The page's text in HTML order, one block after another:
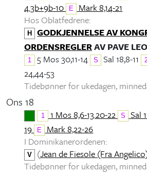
4.3b+9b-10
E
Mark 8,14-21
Hos Oblatfedrene:
H
GODKJENNELSE AV
ORDENSREGLERAV PAVE
1 5 Mos 30,11-14 S Sal 18,8-11
24,44-53
Tidebønner for ukedagen,
Ons 18
1 1 Mos 8,6-13.20-22 S
Sal
19
E
Mark 8,22-26
I Dominikanerordenen:
V (Jean de Fiesole (Fra
Tidebønner for ukedagen,